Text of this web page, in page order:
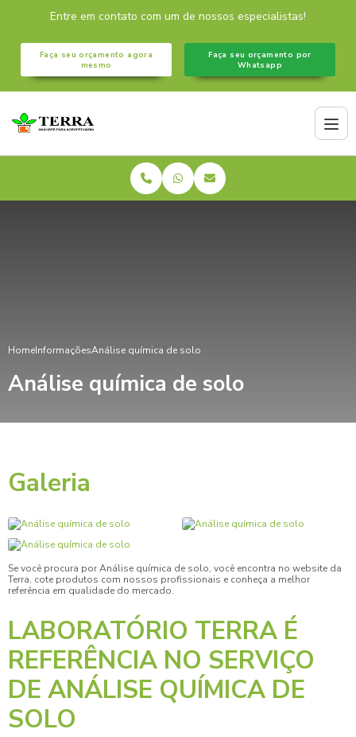
Entre em contato com um de nossos especialistas!
Faça seu orçamento agora
mesmo
Faça seu orçamento por
Whatsapp
HomeInformaçõesAnálise química de solo
Análise química de solo
Galeria
Se você procura porAnálise química de solo, você encontra no website da
Terra, cote produtos com nossos profissionais e conheça a melhor
referência em qualidade do mercado.
LABORATÓRIO TERRA É
REFERÊNCIA NO SERVIÇO
DE ANÁLISE QUÍMICA DE
SOLO